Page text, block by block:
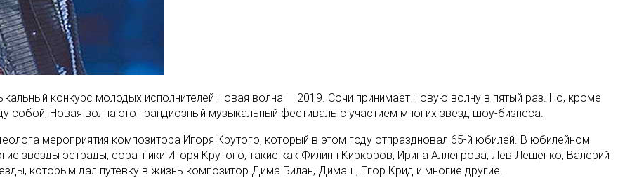
конкурс молодых исполнителей Новая волна — 2019. Сочи принимает Новую волну в пятый раз. Но, кроме
собой, Новая волна это грандиозный музыкальный фестиваль с участием многих звезд шоу-бизнеса.
мероприятия композитора Игоря Крутого, который в этом году отпраздновал 65-й юбилей. В юбилейном
звезды эстрады, соратники Игоря Крутого, такие как Филипп Киркоров, Ирина Аллегрова, Лев Лещенко, Валерий
которым дал путевку в жизнь композитор Дима Билан, Димаш, Егор Крид и многие другие.